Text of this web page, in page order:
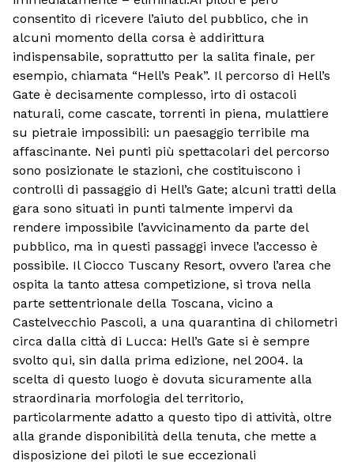
consentito di ricevere l’aiuto del pubblico, che in
alcuni momento della corsa è addirittura
indispensabile, soprattutto per la salita finale, per
esempio, chiamata “Hell’s Peak”. Il percorso di Hell’s
Gate è decisamente complesso, irto di ostacoli
naturali, come cascate, torrenti in piena, mulattiere
su pietraie impossibili: un paesaggio terribile ma
affascinante. Nei punti più spettacolari del percorso
sono posizionate le stazioni, che costituiscono i
controlli di passaggio di Hell’s Gate; alcuni tratti della
gara sono situati in punti talmente impervi da
rendere impossibile l’avvicinamento da parte del
pubblico, ma in questi passaggi invece l’accesso è
possibile. Il Ciocco Tuscany Resort, ovvero l’area che
ospita la tanto attesa competizione, si trova nella
parte settentrionale della Toscana, vicino a
Castelvecchio Pascoli, a una quarantina di chilometri
circa dalla città di Lucca: Hell’s Gate si è sempre
svolto qui, sin dalla prima edizione, nel 2004. la
scelta di questo luogo è dovuta sicuramente alla
straordinaria morfologia del territorio,
particolarmente adatto a questo tipo di attività, oltre
alla grande disponibilità della tenuta, che mette a
disposizione dei piloti le sue eccezionali